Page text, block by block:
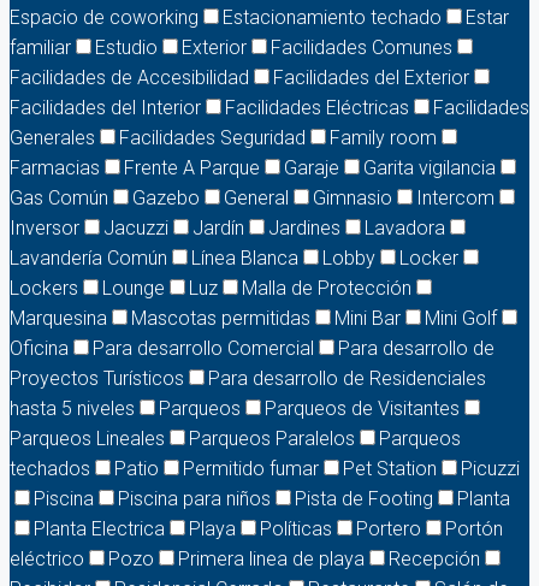
Espacio de coworking
Estacionamiento techado
Estar
familiar
Estudio Exterior
Facilidades Comunes
Facilidades de Accesibilidad
Facilidades del Exterior
Facilidades del Interior
Facilidades Eléctricas
Facilidades
Generales
Facilidades Seguridad
Family room
Farmacias
Frente A Parque Garaje
Garita vigilancia
Gas Común
Gazebo General Gimnasio
Intercom
Inversor
Jacuzzi Jardín Jardines
Lavadora
Lavandería Común
Línea Blanca Lobby
Locker
Lockers
Lounge Luz
Malla de Protección
Marquesina
Mascotas permitidas Mini Bar
Mini Golf
Oficina
Para desarrollo Comercial
Para desarrollo de
Proyectos Turísticos
Para desarrollo de Residenciales
hasta 5 niveles
Parqueos
Parqueos de Visitantes
Parqueos Lineales
Parqueos Paralelos
Parqueos
techados
Patio Permitido fumar Pet Station
Picuzzi
Piscina
Piscina para niños Pista de Footing
Planta
Planta Electrica
Playa Políticas Portero
Portón
eléctrico
Pozo Primera linea de playa
Recepción